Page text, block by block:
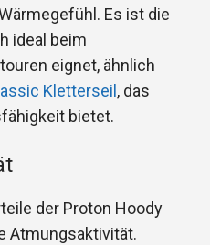
Es ist die
ideal beim
eignet, ähnlich
Kletterseil , das
bietet.
der Proton Hoody
Atmungsaktivität.